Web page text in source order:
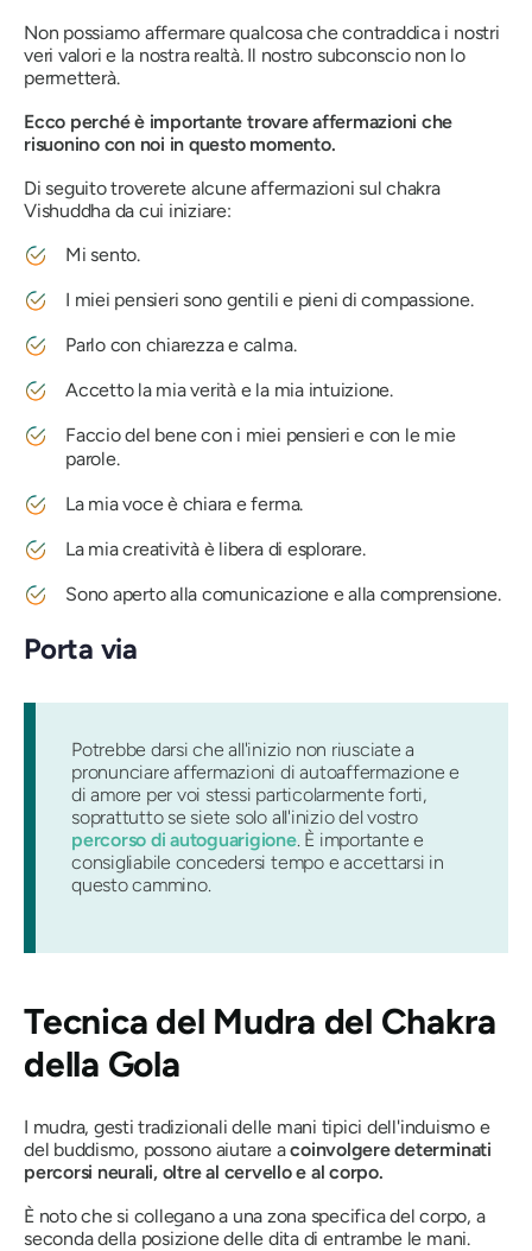
Non possiamo affermare qualcosa che contraddica i nostri
veri valori e la nostra realtà. Il nostro subconscio non lo
permetterà.
Ecco perché è importante trovare affermazioni che
risuonino con noi in questo momento.
Di seguito troverete alcune affermazioni sul chakra
Vishuddha da cui iniziare:
Mi sento.
I miei pensieri sono gentili e pieni di compassione.
Parlo con chiarezza e calma.
Accetto la mia verità e la mia intuizione.
Faccio del bene con i miei pensieri e con le mie
parole.
La mia voce è chiara e ferma.
La mia creatività è libera di esplorare.
Sono aperto alla comunicazione e alla comprensione.
Porta via
Potrebbe darsi che all'inizio non riusciate a
pronunciare affermazioni di autoaffermazione e
di amore per voi stessi particolarmente forti,
soprattutto se siete solo all'inizio del vostro
percorso di autoguarigione. È importante e
consigliabile concedersi tempo e accettarsi in
questo cammino.
Tecnica del Mudra del Chakra
della Gola
I mudra, gesti tradizionali delle mani tipici dell'induismo e
del buddismo, possono aiutare acoinvolgere determinati
percorsi neurali, oltre al cervello e al corpo.
È noto che si collegano a una zona specifica del corpo, a
seconda della posizione delle dita di entrambe le mani.